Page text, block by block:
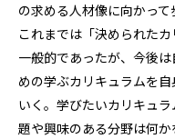
の求める人材像に向かって
これまでは「決められた
一般的であったが、今後
めの学ぶカリキュラムを
いく。学びたいカリキュ
題や興味のある分野は何